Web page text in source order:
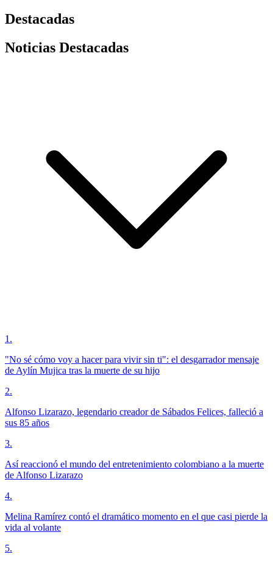
Destacadas
Noticias Destacadas
1 .
"No sé cómo voy a hacer para vivir sin ti": el desgarrador mensaje
de Aylín Mujica tras la muerte de su hijo
2.
Alfonso Lizarazo, legendario creador de Sábados Felices, falleció a
sus 85 años
3.
Así reaccionó el mundo del entretenimiento colombiano a la muerte
de Alfonso Lizarazo
4.
Melina Ramírez contó el dramático momento en el que casi pierde la
vida al volante
5.